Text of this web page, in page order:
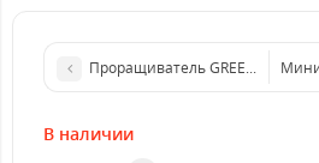
Проращиватель GREEN VITAMIN
В наличии